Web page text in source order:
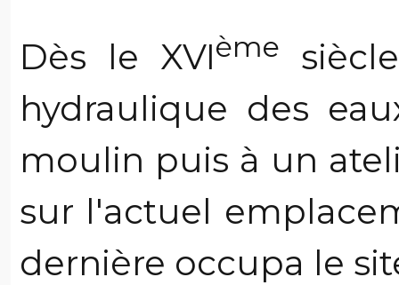
Dès le XVIème
hydraulique des
moulin puis à un
sur l'actuel
dernière occupa le